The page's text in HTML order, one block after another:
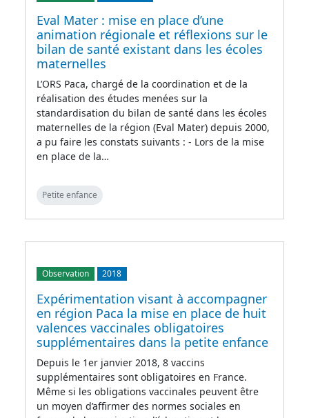
Eval Mater : mise en place d’une
animation régionale et réflexions sur le
bilan de santé existant dans les écoles
maternelles
L’ORS Paca, chargé de la coordination et de la
réalisation des études menées sur la
standardisation du bilan de santé dans les écoles
maternelles de la région (Eval Mater) depuis 2000,
a pu faire les constats suivants : - Lors de la mise
en place de la…
Petite enfance
Observation 2018
Expérimentation visant à accompagner
en région Paca la mise en place de huit
valences vaccinales obligatoires
supplémentaires dans la petite enfance
Depuis le 1er janvier 2018, 8 vaccins
supplémentaires sont obligatoires en France.
Même si les obligations vaccinales peuvent être
un moyen d’affirmer des normes sociales en